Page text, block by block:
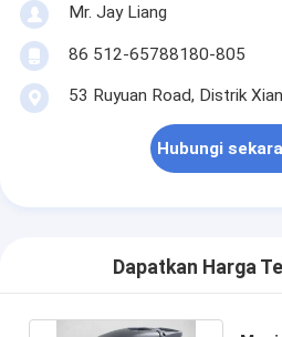
Mr. Jay Liang
86 512-65788180-805
53 Ruyuan Road, Distrik
Hubungi
Dapatkan Harga